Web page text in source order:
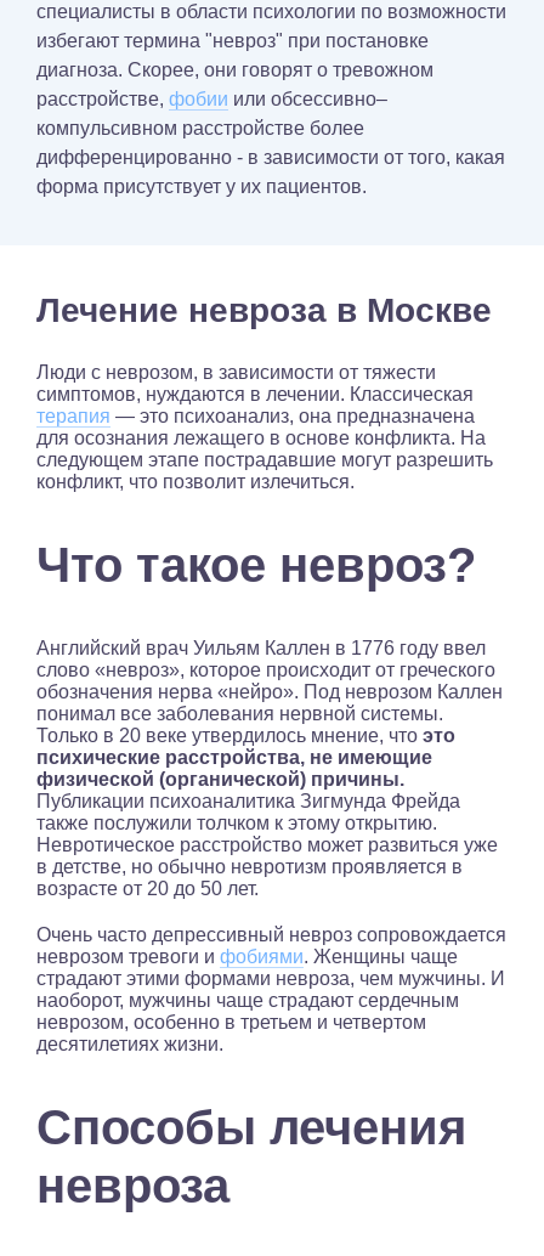
специалисты в области психологии по возможности
избегают термина "невроз" при постановке
диагноза. Скорее, они говорят о тревожном
расстройстве, фобии или обсессивно–
компульсивном расстройстве более
дифференцированно - в зависимости от того, какая
форма присутствует у их пациентов.
Лечение невроза в Москве
Люди с неврозом, в зависимости от тяжести
симптомов, нуждаются в лечении. Классическая
терапия — это психоанализ, она предназначена
для осознания лежащего в основе конфликта. На
следующем этапе пострадавшие могут разрешить
конфликт, что позволит излечиться.
Что такое невроз?
Английский врач Уильям Каллен в 1776 году ввел
слово «невроз», которое происходит от греческого
обозначения нерва «нейро». Под неврозом Каллен
понимал все заболевания нервной системы.
Только в 20 веке утвердилось мнение, что это
психические расстройства, не имеющие
физической (органической) причины.
Публикации психоаналитика Зигмунда Фрейда
также послужили толчком к этому открытию.
Невротическое расстройство может развиться уже
в детстве, но обычно невротизм проявляется в
возрасте от 20 до 50 лет.
Очень часто депрессивный невроз сопровождается
неврозом тревоги и фобиями. Женщины чаще
страдают этими формами невроза, чем мужчины. И
наоборот, мужчины чаще страдают сердечным
неврозом, особенно в третьем и четвертом
десятилетиях жизни.
Способы лечения
невроза